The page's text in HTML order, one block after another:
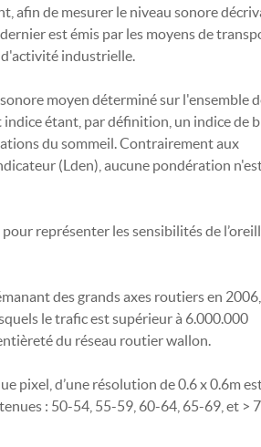
afin de mesurer le niveau sonore
est émis par les moyens de
industrielle.
moyen déterminé sur l'ensemble
indice étant, par définition, un indice de
du sommeil. Contrairement aux
(Lden), aucune pondération
représenter les sensibilités de
des grands axes routiers en
le trafic est supérieur à 6.000.000
du réseau routier wallon.
pixel, d’une résolution de 0.6 x 0.6m
: 50-54, 55-59, 60-64, 65-69, et >